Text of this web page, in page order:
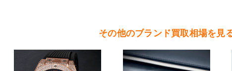
その他のブランド買取相場を見